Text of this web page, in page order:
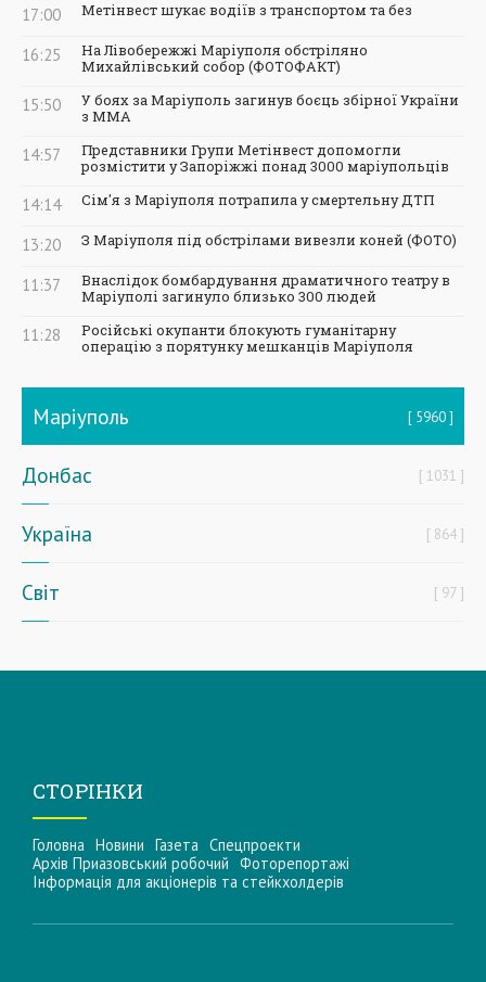
17:00 Метінвест шукає водіїв з транспортом та без
16:25
На Лівобережжі Маріуполя обстріляно
Михайлівський собор (ФОТОФАКТ)
15:50
У боях за Маріуполь загинув боєць збірної України
з ММА
14:57
Представники Групи Метінвест допомогли
розмістити у Запоріжжі понад 3000 маріупольців
14:14 Сім'я з Маріуполя потрапила у смертельну ДТП
13:20 З Маріуполя під обстрілами вивезли коней (ФОТО)
11:37
Внаслідок бомбардування драматичного театру в
Маріуполі загинуло близько 300 людей
11:28
Російські окупанти блокують гуманітарну
операцію з порятунку мешканців Маріуполя
Маріуполь 5960
Донбас 1031
Україна 864
Світ 97
СТОРІНКИ
Головна Новини Газета Спецпроекти
Архів Приазовський робочий Фоторепортажі
Інформацiя для акцiонерiв та стейкхолдерiв